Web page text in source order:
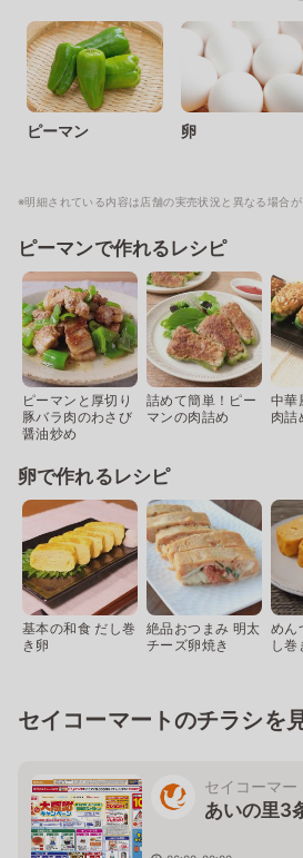
ピーマン 卵
※明細されている内容は店舗の実売状況と異なる場合が
ピーマンで作れるレシピ
ピーマンと厚切り
豚バラ肉のわさび
醤油炒め
詰めて簡単！ピー
マンの肉詰め
中華
肉詰
卵で作れるレシピ
基本の和食 だし巻
き卵
絶品おつまみ 明太
チーズ卵焼き
めん
し巻
セイコーマートのチラシを
セイコーマー
あいの里3